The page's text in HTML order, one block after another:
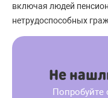
включая людей
нетрудоспособных
Не
Попробуйте